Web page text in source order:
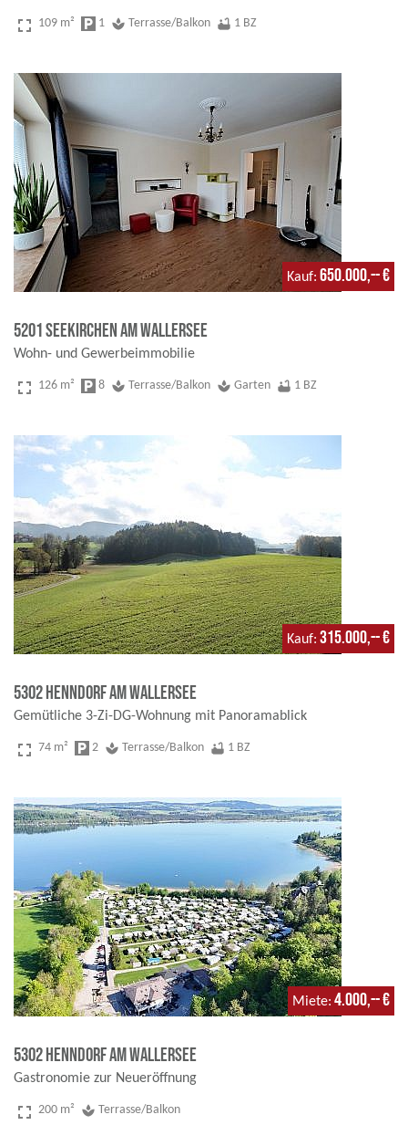
fullscreen 109 m² local_parking 1 spa Terrasse/Balkon bathtub 1 BZ
Kauf 650.000,-- €
5201 Seekirchen am Wallersee
Wohn- und Gewerbeimmobilie
fullscreen 126 m² local_parking 8 spa Terrasse/Balkon spa Garten bathtub 1 BZ
Kauf 315.000,-- €
5302 Henndorf am Wallersee
Gemütliche 3-Zi-DG-Wohnung mit Panoramablick
fullscreen 74 m² local_parking 2 spa Terrasse/Balkon bathtub 1 BZ
Miete 4.000,-- €
5302 Henndorf am Wallersee
Gastronomie zur Neueröffnung
fullscreen 200 m² spa Terrasse/Balkon